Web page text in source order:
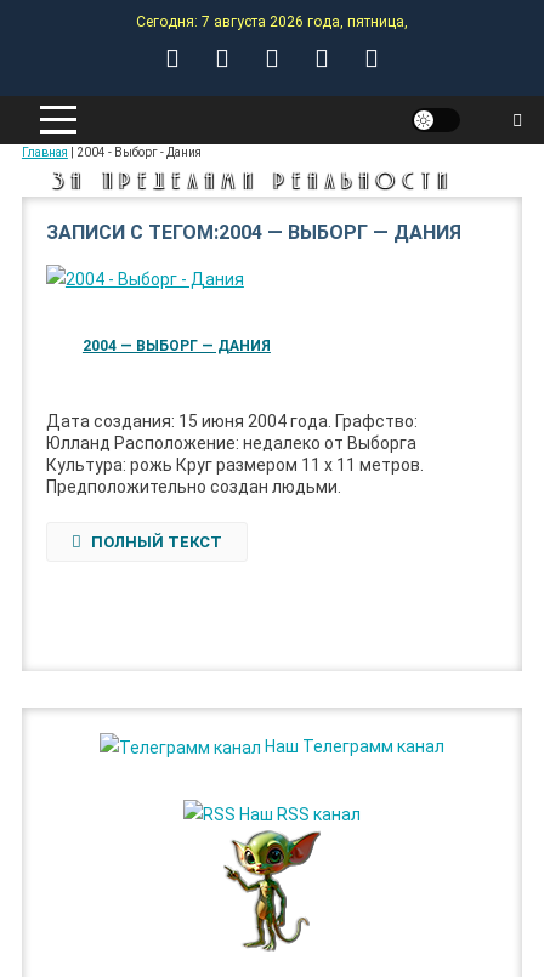
Сегодня: 7 августа 2026 года, пятница,
ANOMALY-HUB
ЗА ПРЕДЕЛАМИ РЕАЛЬНОСТИ
Главная 2004 - Выборг - Дания
ЗАПИСИ С ТЕГОМ:2004 — ВЫБОРГ — ДАНИЯ
2004 — ВЫБОРГ — ДАНИЯ
Дата создания: 15 июня 2004 года. Графство:
Юлланд Расположение: недалеко от Выборга
Культура: рожь Круг размером 11 х 11 метров.
Предположительно создан людьми.
ПОЛНЫЙ ТЕКСТ
Наш Телеграмм канал
Наш RSS канал